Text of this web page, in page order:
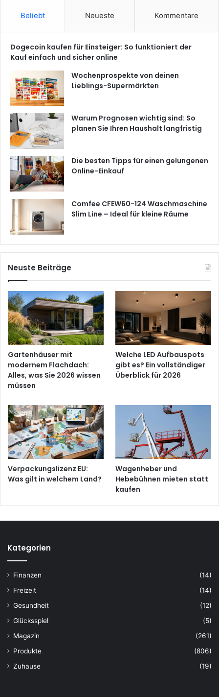
Beliebt Neueste Kommentare
Dogecoin kaufen für Einsteiger: So funktioniert der
Kauf einfach und sicher online
Wochenprospekte von deinen
Lieblings-Supermärkten
Warum Prognosen wichtig sind: So
planen Sie Ihren Haushalt langfristig
Die besten Tipps für einen gelungenen
Online-Einkauf
Comfee CFEW60-124 Waschmaschine
Slim Line – Ideal für kleine Räume
Neuste Beiträge
Gartenhäuser mit
modernem Flachdach:
Alles, was Sie 2026 wissen
müssen
Welche LED Aufbauspots
gibt es? Ein vollständiger
Überblick für 2026
Verpackungslizenz EU:
Was gilt in welchem Land?
Wagenheber und
Hebebühnen mieten statt
kaufen
Kategorien
Finanzen
(14)
Freizeit
(14)
Gesundheit
(12)
Glücksspiel
(5)
Magazin
(261)
Produkte
(806)
Zuhause
(19)